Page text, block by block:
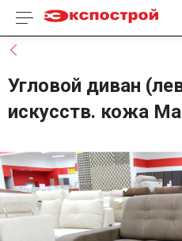
Каталог товаров
Угловой диван
искусств. кожа